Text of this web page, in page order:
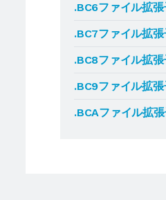
.BC6ファイル拡張
.BC7ファイル拡張
.BC8ファイル拡張
.BC9ファイル拡張
.BCAファイル拡